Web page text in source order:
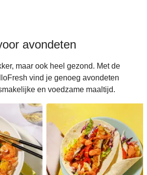
avondeten
maar ook heel gezond. Met de
vind je genoeg avondeten
en voedzame maaltijd.